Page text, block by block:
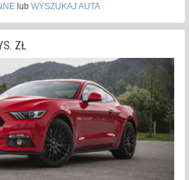
lub WYSZUKAJ AUTA
ZŁ